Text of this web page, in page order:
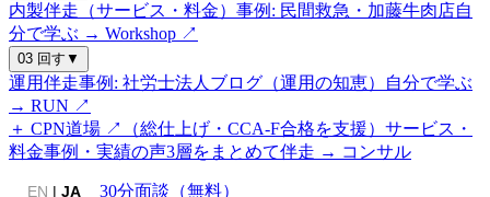
内製伴走（サービス・料金） 事例: 民間救急・加藤牛肉店自
分で学ぶ → Workshop ↗
03 回す ▼
運用伴走事例: 社労士法人 ブログ（運用の知恵）
自分で学ぶ
→ RUN ↗
＋ CPN道場 ↗（総仕上げ・CCA-F合格を支援） サービス・
料金事例・実績の声3層をまとめて伴走 → コンサル
EN | JA 30分面談（無料）